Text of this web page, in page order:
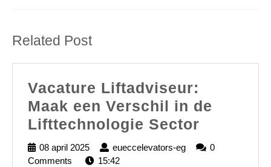
Related Post
Vacature Liftadviseur:
Maak een Verschil in de
Lifttechnologie Sector
08 april 2025
08
april
eueccelevators-eg
eueccelevators-
0
Comments
15:42